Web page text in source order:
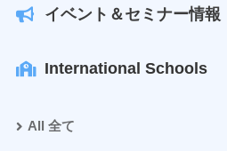
イベント＆セミナー情報
International Schools
All 全て